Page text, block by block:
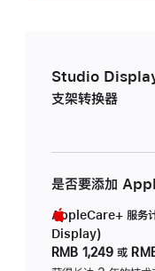
Studio Display
支架转换器
是否要添加
AppleCare+ 服务
Display)
RMB 1,249 或